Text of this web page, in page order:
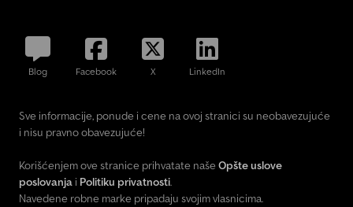
Blog Facebook X LinkedIn
Sve informacije, ponude i cene na ovoj stranici su neobavezujuće
i nisu pravno obavezujuće!
Korišćenjem ove stranice prihvatate naše Opšte uslove
poslovanja i Politiku privatnosti.
Navedene robne marke pripadaju svojim vlasnicima.